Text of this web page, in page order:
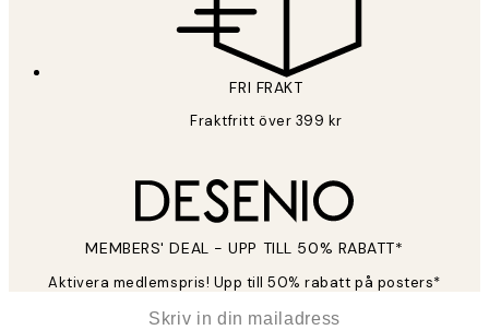
FRI FRAKT
Fraktfritt över 399 kr
MEMBERS' DEAL - UPP TILL 50% RABATT*
Aktivera medlemspris! Upp till 50% rabatt på posters*